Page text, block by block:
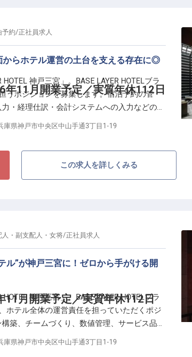
験があれば優遇
感まで含めて、"このホテルに来てよかっ
HOTEL 神戸三宮のシェフに期待する役
分たちの厨房を育てていく実感を持って働き
の体験価値に関わりたい方を歓迎します。社
月3万円まで支給、社員紹介手当あり。
11月開業予定／実質年休112日
予約/正社員求人
らホテル運営の土台を支える存在に◎
神戸三宮」。BASE LAYER HOTELブラ
うポジションを募集します。宿泊予約の管
・経理仕訳・会計システムへの入力などの事
理まで担当。表には見えにくい一方で、ホテ
す。
台ポジション／
トや各セクションと日々連携しながら、運営
す。新規開業ならではの予約導線・入力フロ
えていける面白さがあります。数字や情報を
な実務を着実に進めながら周囲と連携して働
ラン・ホテル）、交通費月3万円まで支給、
庫県神戸市中央区中山手通3丁目1-19
この求人を詳しくみる
月開業予定／実質年休112日
人・副支配人・女将/正社員求人
ル”が神戸三宮に！ゼロから手がける開
神戸三宮」。BASE LAYER HOTELブラ
ホテル全体の運営責任を担っていただくポジ
築、チームづくり、数値管理、サービス品質
ミュージックバーを含む館内全体の連携推進
現場に落とし込み、神戸という街にふさわし
庫県神戸市中央区中山手通3丁目1-19